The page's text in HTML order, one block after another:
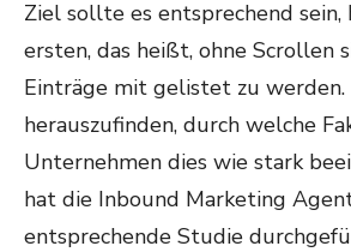
Ziel sollte es entsprechend
ersten, das heißt, ohne Scrollen
Einträge mit gelistet zu werden.
herauszufinden, durch welche
Unternehmen dies wie stark
hat die Inbound Marketing
entsprechende Studie